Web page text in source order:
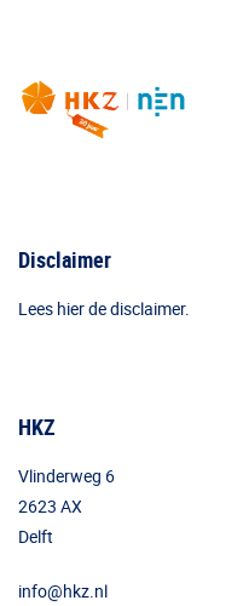
Disclaimer
Lees hier de disclaimer.
HKZ
Vlinderweg 6
2623 AX
Delft
info@hkz.nl